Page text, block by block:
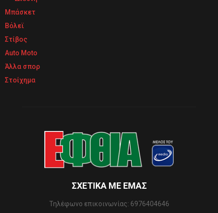
Μπάσκετ
Βόλεϊ
Στίβος
Auto Moto
Άλλα σπορ
Στοίχημα
ΣΧΕΤΙΚΆ ΜΕ ΕΜΆΣ
Τηλέφωνo επικοινωνίας: 6976404646